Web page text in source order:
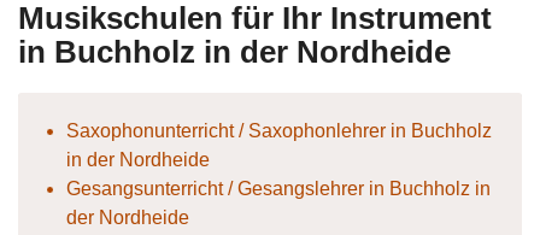
Musikschulen für Ihr Instrument
in Buchholz in der Nordheide
Saxophonunterricht / Saxophonlehrer in Buchholz
in der Nordheide
Gesangsunterricht / Gesangslehrer in Buchholz in
der Nordheide